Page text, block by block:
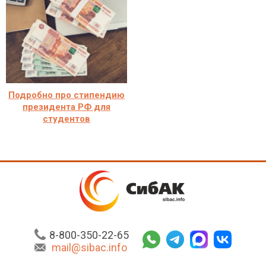
Подробно про стипендию
президента РФ для
студентов
8-800-350-22-65
mail@sibac.info